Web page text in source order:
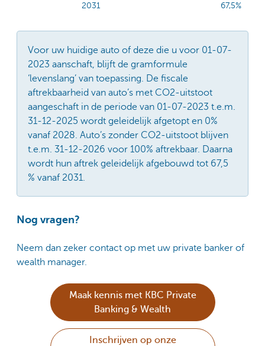
2031 67,5%
Voor uw huidige auto of deze die u voor 01-07-
2023 aanschaft, blijft de gramformule
‘levenslang’ van toepassing. De fiscale
aftrekbaarheid van auto’s met CO2-uitstoot
aangeschaft in de periode van 01-07-2023 t.e.m.
31-12-2025 wordt geleidelijk afgetopt en 0%
vanaf 2028. Auto’s zonder CO2-uitstoot blijven
t.e.m. 31-12-2026 voor 100% aftrekbaar. Daarna
wordt hun aftrek geleidelijk afgebouwd tot 67,5
% vanaf 2031.
Nog vragen?
Neem dan zeker contact op met uw private banker of
wealth manager.
Maak kennis met KBC Private
Banking & Wealth
Inschrijven op onze